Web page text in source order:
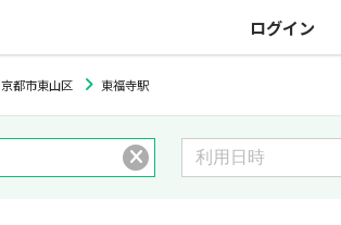
ログイン
京都市東山区 東福寺駅